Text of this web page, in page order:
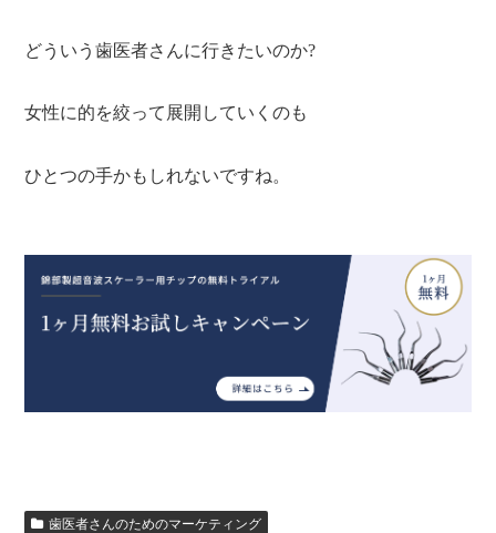
どういう歯医者さんに行きたいのか?
女性に的を絞って展開していくのも
ひとつの手かもしれないですね。
歯医者さんのためのマーケティング